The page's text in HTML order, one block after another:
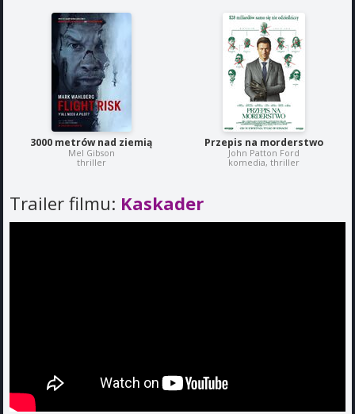
3000 metrów nad ziemią
Mel Gibson
thriller
Przepis na morderstwo
John Patton Ford
komedia, thriller
Trailer filmu: Kaskader